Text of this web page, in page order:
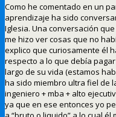
Como he comentado en un
aprendizaje ha sido
Iglesia. Una conversación
me hizo ver cosas que no
explico que curiosamente él
respecto a lo que debía
largo de su vida (estamos
ha sido miembro ultra fiel de
ingeniero + mba + alto
ya que en ese entonces yo